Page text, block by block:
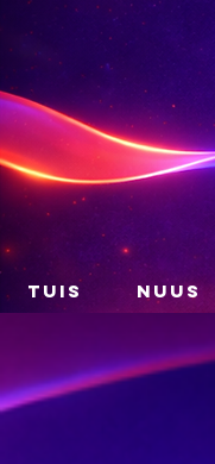
TUIS NUUS